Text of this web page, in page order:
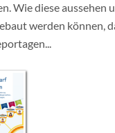
Wie diese aussehen
werden können,